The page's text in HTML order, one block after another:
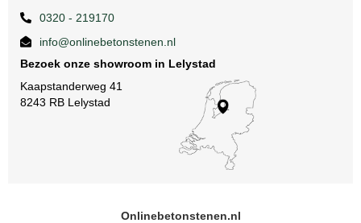
0320 - 219170
info@onlinebetonstenen.nl
Bezoek onze showroom in Lelystad
Kaapstanderweg 41
8243 RB Lelystad
Onlinebetonstenen.nl